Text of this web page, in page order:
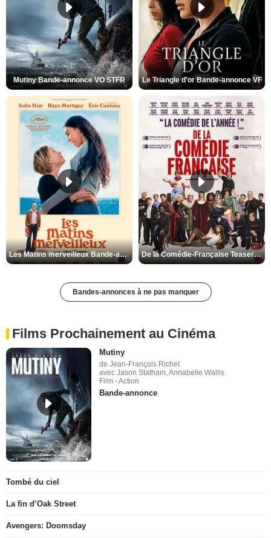
Mutiny Bande-annonce VO STFR Le Triangle d'or Bande-annonce VF
Les Matins merveilleux Bande-annonce VF De la Comédie-Française Teaser VF
Bandes-annonces à ne pas manquer
Films Prochainement au Cinéma
Mutiny
de Jean-François Richet
avec Jason Statham, Annabelle Wallis
Film - Action
Bande-annonce
Tombé du ciel
La fin d’Oak Street
Avengers: Doomsday